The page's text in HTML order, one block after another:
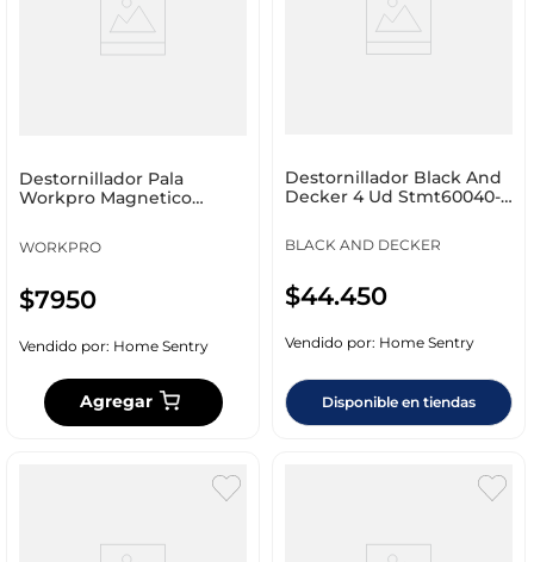
Destornillador Pala
Workpro Magnetico
WORKPRO
$7950
Vendido por: Home Sentry
Agregar
Destornillador Black And
Decker 4 Ud Stmt60040-
BLACK AND DECKER
$44.450
Vendido por: Home Sentry
Disponible en tiendas